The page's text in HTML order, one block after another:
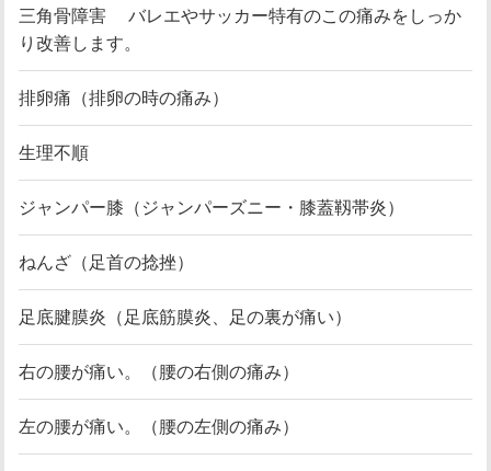
三角骨障害 バレエやサッカー特有のこの痛みをしっか
り改善します。
排卵痛（排卵の時の痛み）
生理不順
ジャンパー膝（ジャンパーズニー・膝蓋靱帯炎）
ねんざ（足首の捻挫）
足底腱膜炎（足底筋膜炎、足の裏が痛い）
右の腰が痛い。（腰の右側の痛み）
左の腰が痛い。（腰の左側の痛み）